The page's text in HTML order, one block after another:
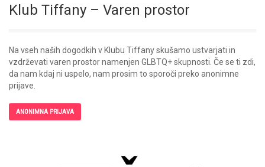
Klub Tiffany – Varen prostor
Na vseh naših dogodkih v Klubu Tiffany skušamo ustvarjati in
vzdrževati varen prostor namenjen GLBTQ+ skupnosti. Če se ti zdi,
da nam kdaj ni uspelo, nam prosim to sporoči preko anonimne
prijave.
ANONIMNA PRIJAVA